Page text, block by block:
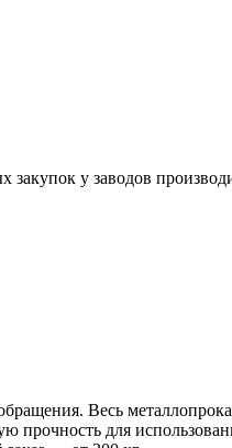
у заводов
Весь
для